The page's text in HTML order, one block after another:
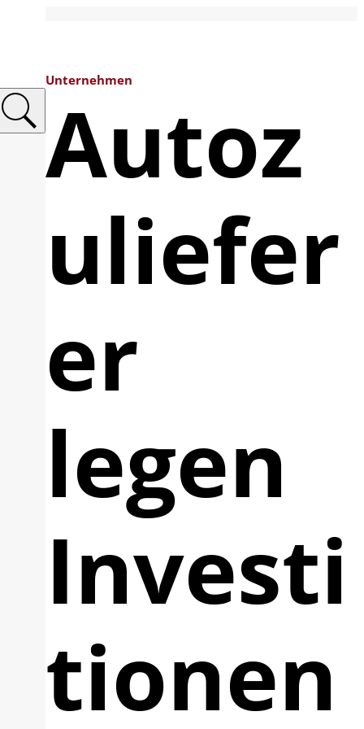
Unternehmen
Autoz
uliefer
er
legen
Investi
tionen